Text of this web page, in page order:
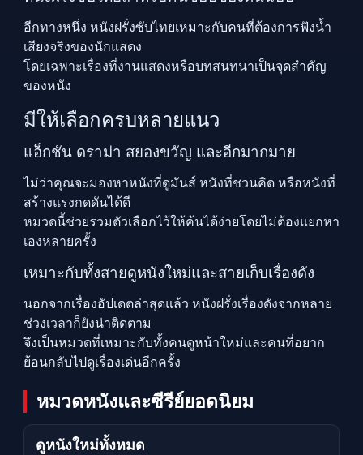
อีกทางหนึ่ง หนังฝรั่งซับไทยเหมาะกับคนที่ต้องการฟังน้ำ
เสียงจริงของนักแสดง
โดยเฉพาะเรื่องที่งานแสดงหรือบทสนทนาเป็นจุดสำคัญ
ของหนัง
มีให้เลือกครบหลายแนว
แอ็กชัน ดราม่า สยองขวัญ และอีกมากมาย
ไม่ว่าคุณจะมองหาหนังที่ดูมันส์ หนังที่ชวนคิด หรือหนังที่
สร้างแรงกดดันได้ดี
หมวดนี้ช่วยรวมตัวเลือกไว้ให้ค้นได้ง่ายโดยไม่ต้องแยกหา
เองหลายครั้ง
เหมาะกับทั้งสายดูหนังใหม่และสายเก็บเรื่องดัง
นอกจากเรื่องอัปเดตล่าสุดแล้ว หนังฝรั่งเรื่องดังจากหลาย
ช่วงเวลาก็ยังน่าติดตาม
จึงเป็นหมวดที่เหมาะกับทั้งคนดูหน้าใหม่และคนที่อยาก
ย้อนกลับไปดูเรื่องเด่นอีกครั้ง
หมวดหนังและซีรีย์ยอดนิยม
ดูหนังใหม่ทั้งหมด